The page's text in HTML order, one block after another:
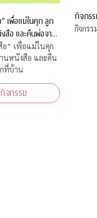
เพื่อแม่ในคุก ลูก
สือ และคืนพ่อจาก
อ” เพื่อแม่ในคุก
นหนังสือ และคืน
ที่บ้าน
จกรรม
กิจกร
กิจกรร